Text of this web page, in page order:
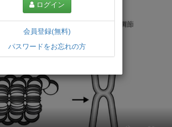
ログイン
会員登録(無料)
パスワードをお忘れの方